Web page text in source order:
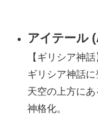
アイテール
【ギリシア神話
ギリシア神話に
天空の上方に
神格化。